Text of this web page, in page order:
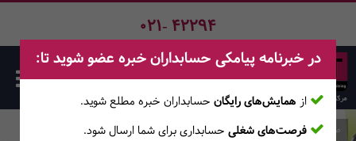
021- 42294
صفحه اصلی دوره‌ها
در خبرنامه پیامکی حسابداران خبره عضو شوید تا:
از همایش‌های رایگان حسابداران خبره مطلع ‎شوید.
فرصت‌های شغلی حسابداری برای شما ارسال شود.